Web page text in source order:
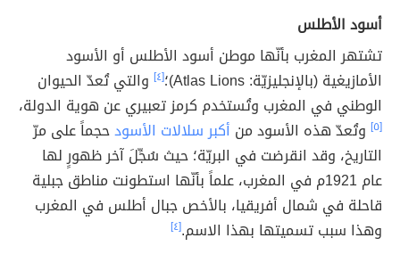
أسود الأطلس
تشتهر المغرب بأنّها موطن أسود الأطلس أو الأسود
الأمازيغية (بالإنجليزيّة: Atlas Lions)؛
[٤]
والتي تُعدّ الحيوان
الوطني في المغرب وتُستخدم كرمز تعبيري عن هوية الدولة،
[٥] وتُعدّ هذه الأسود من أكبر سلالات الأسودحجماً على مرّ
التاريخ، وقد انقرضت في البريّة؛ حيث سُجِّلَ آخر ظهورٍ لها
عام 1921م في المغرب، علماً بأنّها استطونت مناطق جبلية
قاحلة في شمال أفريقيا، بالأخص جبال أطلس في المغرب
وهذا سبب تسميتها بهذا الاسم.[٤]